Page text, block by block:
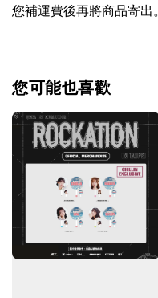
您補運費後再將商品寄出。
您可能也喜歡